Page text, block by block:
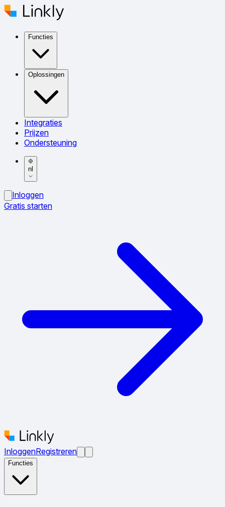
Functies
Oplossingen
Integraties
Prijzen
Ondersteuning
nl
Inloggen
Gratis starten
InloggenRegistreren
Functies